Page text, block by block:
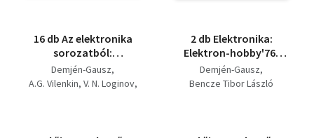
16 db Az elektronika
sorozatból:
Elektronika-Hobby '80,
Feszültségstabilizálás,
Demjén-Gausz
A.G. Vilenkin V. N. Loginov
2 db Elektronika:
Elektron-hobby'76,
Elektronika-hobby'80.
Demjén-Gausz
Bencze Tibor László